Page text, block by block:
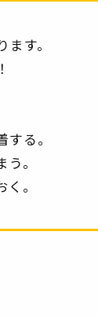
す。
る。
。
。